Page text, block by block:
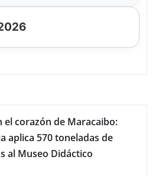
el corazón de Maracaibo:
aplica 570 toneladas de
al Museo Didáctico